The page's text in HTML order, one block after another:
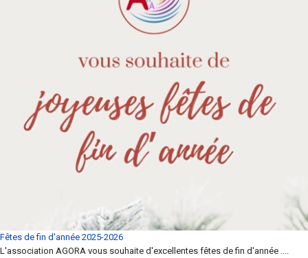
Fêtes de fin d'année 2025-2026
L'association AGORA vous souhaite d'excellentes fêtes de fin d'année ....